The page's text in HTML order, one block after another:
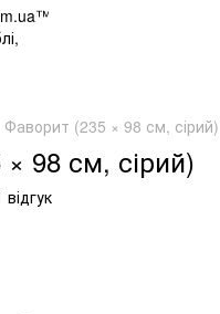
(235 × 98 см, сірий)
98 см, сірий)
відгук